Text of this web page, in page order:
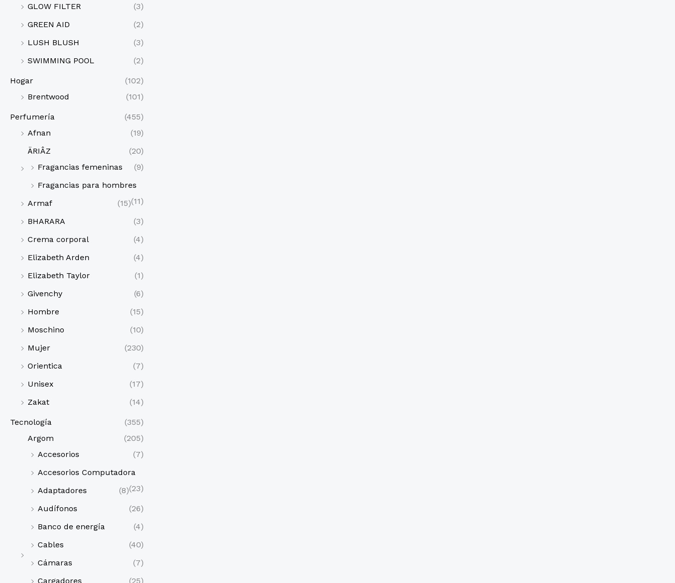
GLOW FILTER
(3)
GREEN AID
(2)
LUSH BLUSH
(3)
SWIMMING POOL
(2)
Hogar
(102)
Brentwood
(101)
Perfumería
(455)
Afnan
(19)
ÄRIÂZ
(20)
Fragancias femeninas
(9)
Fragancias para hombres
(11)
Armaf
(15)
BHARARA
(3)
Crema corporal
(4)
Elizabeth Arden
(4)
Elizabeth Taylor
(1)
Givenchy
(6)
Hombre
(15)
Moschino
(10)
Mujer
(230)
Orientica
(7)
Unisex
(17)
Zakat
(14)
Tecnología
(355)
Argom
(205)
Accesorios
(7)
Accesorios Computadora
(23)
Adaptadores
(8)
Audífonos
(26)
Banco de energía
(4)
Cables
(40)
Cámaras
(7)
Cargadores
(25)